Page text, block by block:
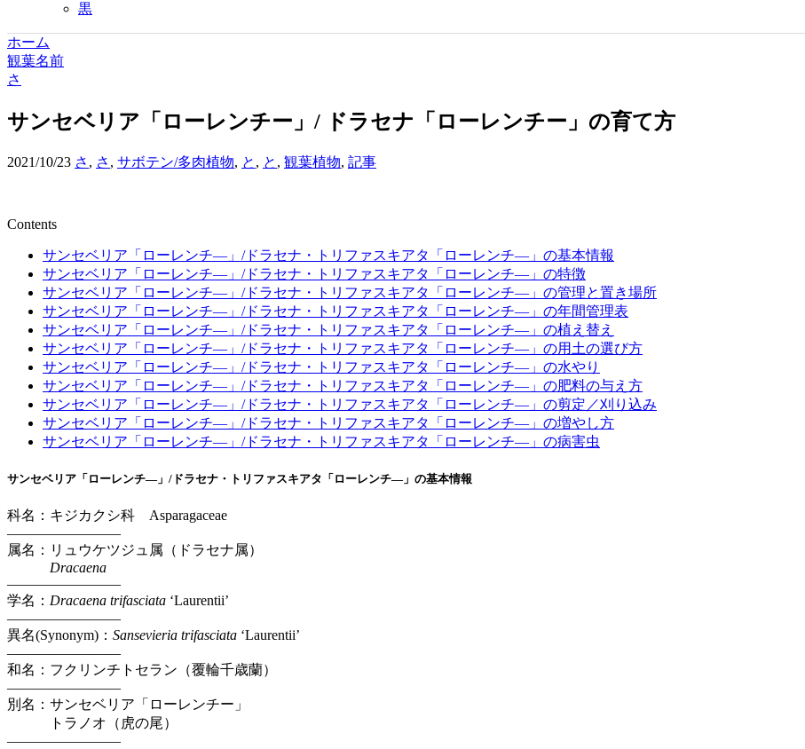
黒
ホーム
観葉名前
さ
サンセベリア「ローレンチー」/ ドラセナ「ローレンチー」の育て方
2021/10/23 さ , さ , サボテン/多肉植物, と , と , 観葉植物, 記事
Contents
サンセベリア「ローレンチ―」/ドラセナ・トリファスキアタ「ローレンチ―」の基本情報
サンセベリア「ローレンチ―」/ドラセナ・トリファスキアタ「ローレンチ―」の特徴
サンセベリア「ローレンチ―」/ドラセナ・トリファスキアタ「ローレンチ―」の管理と置き場所
サンセベリア「ローレンチ―」/ドラセナ・トリファスキアタ「ローレンチ―」の年間管理表
サンセベリア「ローレンチ―」/ドラセナ・トリファスキアタ「ローレンチ―」の植え替え
サンセベリア「ローレンチ―」/ドラセナ・トリファスキアタ「ローレンチ―」の用土の選び方
サンセベリア「ローレンチ―」/ドラセナ・トリファスキアタ「ローレンチ―」の水やり
サンセベリア「ローレンチ―」/ドラセナ・トリファスキアタ「ローレンチ―」の肥料の与え方
サンセベリア「ローレンチ―」/ドラセナ・トリファスキアタ「ローレンチ―」の剪定／刈り込み
サンセベリア「ローレンチ―」/ドラセナ・トリファスキアタ「ローレンチ―」の増やし方
サンセベリア「ローレンチ―」/ドラセナ・トリファスキアタ「ローレンチ―」の病害虫
サンセベリア「ローレンチ―」/ドラセナ・トリファスキアタ「ローレンチ―」の基本情報
科名：キジカクシ科 Asparagaceae
————————
属名：リュウケツジュ属（ドラセナ属）
Dracaena
————————
学名： Dracaena trifasciata ‘Laurentii’
————————
異名(Synonym)： Sansevieria trifasciata ‘Laurentii’
————————
和名：フクリンチトセラン（覆輪千歳蘭）
————————
別名：サンセベリア「ローレンチー」
トラノオ（虎の尾）
————————